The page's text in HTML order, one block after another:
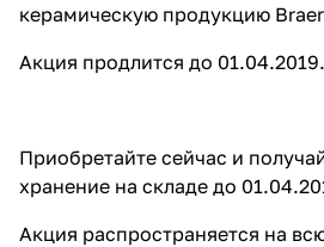
керамическую продукцию
Акция продлится до 01.04.2019.
Приобретайте сейчас и
хранение на складе до
Акция распространяется на